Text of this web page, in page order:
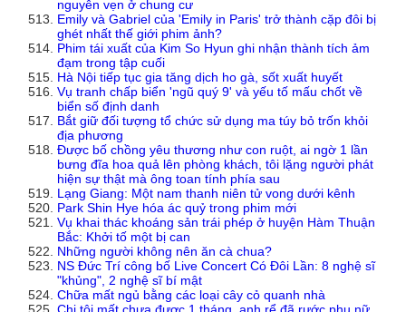
nguyên vẹn ở chung cư
Emily và Gabriel của 'Emily in Paris' trở thành cặp đôi bị
ghét nhất thế giới phim ảnh?
Phim tái xuất của Kim So Hyun ghi nhận thành tích ảm
đạm trong tập cuối
Hà Nội tiếp tục gia tăng dịch ho gà, sốt xuất huyết
Vụ tranh chấp biển 'ngũ quý 9' và yếu tố mấu chốt về
biển số định danh
Bắt giữ đối tượng tổ chức sử dụng ma túy bỏ trốn khỏi
địa phương
Được bố chồng yêu thương như con ruột, ai ngờ 1 lần
bưng đĩa hoa quả lên phòng khách, tôi lặng người phát
hiện sự thật mà ông toan tính phía sau
Lạng Giang: Một nam thanh niên tử vong dưới kênh
Park Shin Hye hóa ác quỷ trong phim mới
Vụ khai thác khoáng sản trái phép ở huyện Hàm Thuận
Bắc: Khởi tố một bị can
Những người không nên ăn cà chua?
NS Đức Trí công bố Live Concert Có Đôi Lần: 8 nghệ sĩ
"khủng", 2 nghệ sĩ bí mật
Chữa mất ngủ bằng các loại cây cỏ quanh nhà